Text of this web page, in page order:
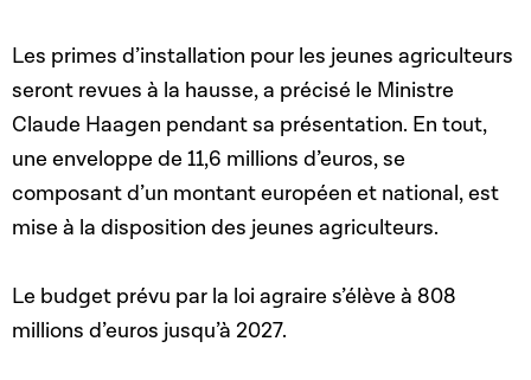
Les primes d’installation pour les jeunes agriculteurs
seront revues à la hausse, a précisé le Ministre
Claude Haagen pendant sa présentation. En tout,
une enveloppe de 11,6 millions d’euros, se
composant d’un montant européen et national, est
mise à la disposition des jeunes agriculteurs.
Le budget prévu par la loi agraire s’élève à 808
millions d’euros jusqu’à 2027.